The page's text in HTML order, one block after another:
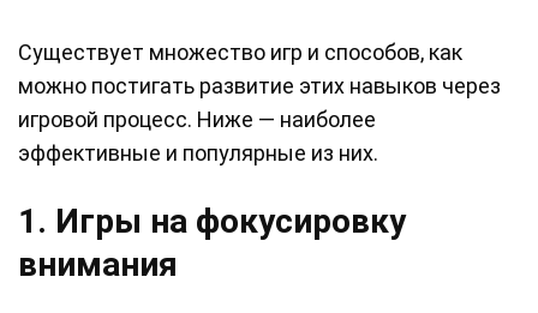
Существует множество игр и способов, как
можно постигать развитие этих навыков через
игровой процесс. Ниже — наиболее
эффективные и популярные из них.
1. Игры на фокусировку
внимания